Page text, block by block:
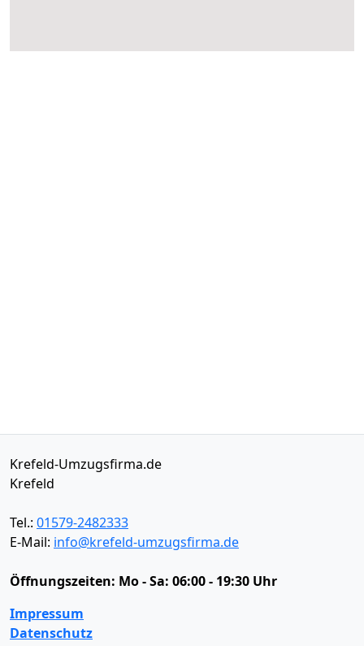
Krefeld-Umzugsfirma.de
Krefeld
Tel.: 01579-2482333
E-Mail: info@krefeld-umzugsfirma.de
Öffnungszeiten: Mo - Sa: 06:00 - 19:30 Uhr
Impressum
Datenschutz